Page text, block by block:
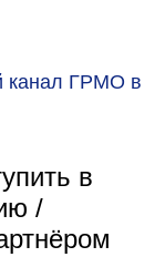
канал ГРМО в
в
/